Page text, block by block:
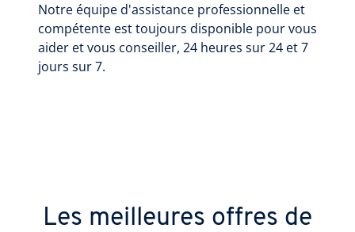
Notre équipe d'assistance professionnelle et
compétente est toujours disponible pour vous
aider et vous conseiller, 24 heures sur 24 et 7
jours sur 7.
Les meilleures offres de